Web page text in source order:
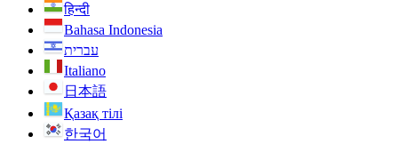
हिन्दी
Bahasa Indonesia
עברית
Italiano
日本語
Қазақ тілі
한국어